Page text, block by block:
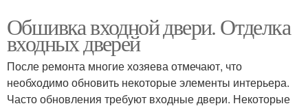
Обшивка входной двери. Отделка
входных дверей
После ремонта многие хозяева отмечают, что
необходимо обновить некоторые элементы интерьера.
Часто обновления требуют входные двери. Некоторые